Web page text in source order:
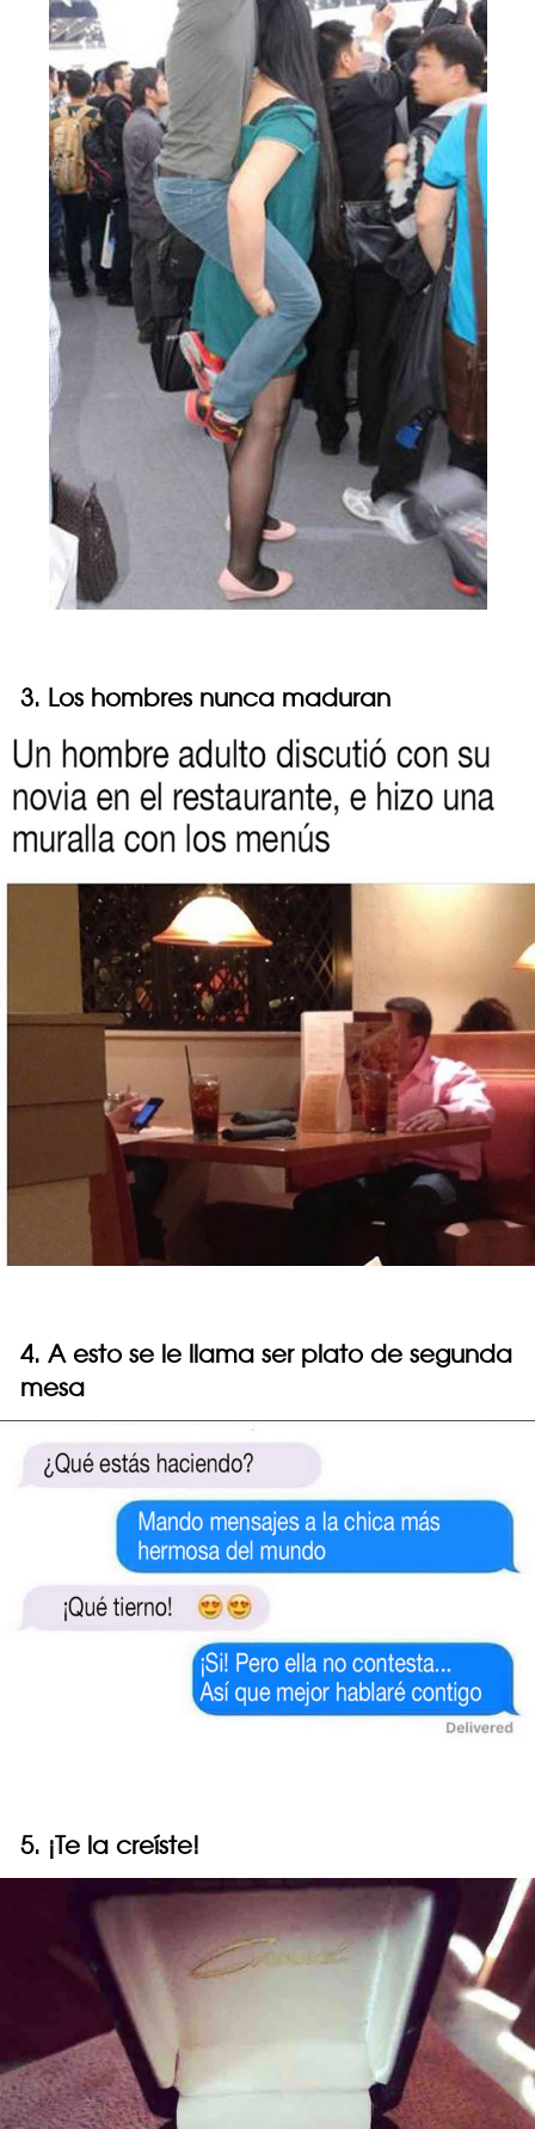
3. Los hombres nunca maduran
4. A esto se le llama ser plato de segunda
mesa
5. ¡Te la creíste!